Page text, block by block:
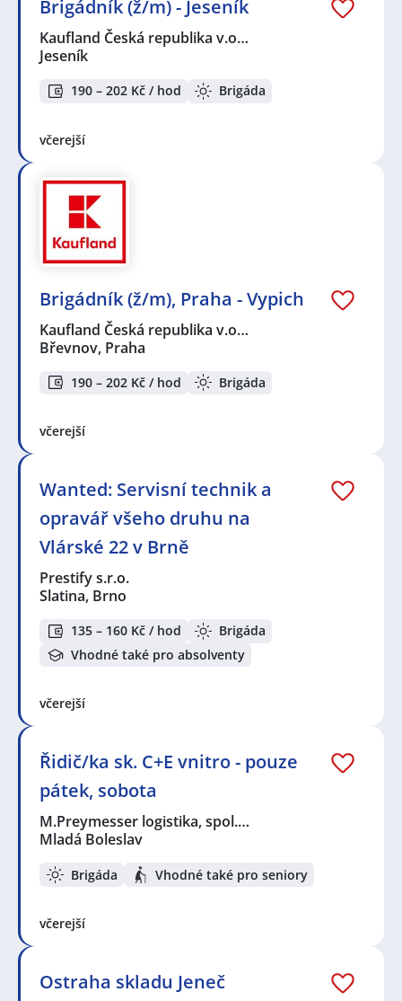
Brigádník (ž/m) - Jeseník
Kaufland Česká republika v.o…
Jeseník
190 – 202 Kč / hod Brigáda
včerejší
Brigádník (ž/m), Praha - Vypich
Kaufland Česká republika v.o…
Břevnov, Praha
190 – 202 Kč / hod Brigáda
včerejší
Wanted: Servisní technik a
opravář všeho druhu na
Vlárské 22 v Brně
Prestify s.r.o.
Slatina, Brno
135 – 160 Kč / hod
Brigáda
Vhodné také pro absolventy
včerejší
Řidič/ka sk. C+E vnitro - pouze
pátek, sobota
M.Preymesser logistika, spol.…
Mladá Boleslav
Brigáda Vhodné také pro seniory
včerejší
Ostraha skladu Jeneč